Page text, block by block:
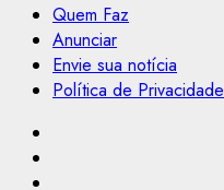
Quem Faz
Anunciar
Envie sua notícia
Política de Privacidade